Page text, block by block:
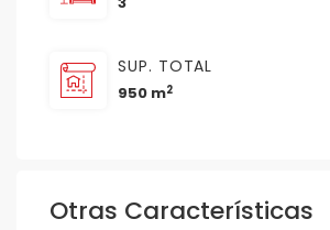
SUP. TOTAL
950 m2
Otras Características